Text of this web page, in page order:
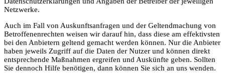
Netzwerke.
Auch im Fall von Auskunftsanfragen und der Geltendmachung von
Betroffenenrechten weisen wir darauf hin, dass diese am effektivsten
bei den Anbietern geltend gemacht werden können. Nur die Anbieter
haben jeweils Zugriff auf die Daten der Nutzer und können direkt
entsprechende Maßnahmen ergreifen und Auskünfte geben. Sollten
Sie dennoch Hilfe benötigen, dann können Sie sich an uns wenden.